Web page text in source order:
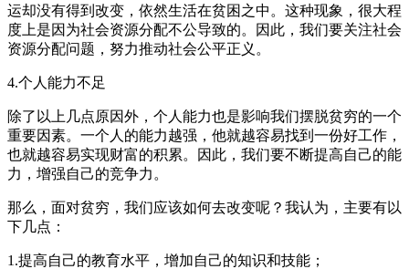
运却没有得到改变，依然生活在贫困之中。这种现象，很大程
度上是因为社会资源分配不公导致的。因此，我们要关注社会
资源分配问题，努力推动社会公平正义。
4.个人能力不足
除了以上几点原因外，个人能力也是影响我们摆脱贫穷的一个
重要因素。一个人的能力越强，他就越容易找到一份好工作，
也就越容易实现财富的积累。因此，我们要不断提高自己的能
力，增强自己的竞争力。
那么，面对贫穷，我们应该如何去改变呢？我认为，主要有以
下几点：
1.提高自己的教育水平，增加自己的知识和技能；